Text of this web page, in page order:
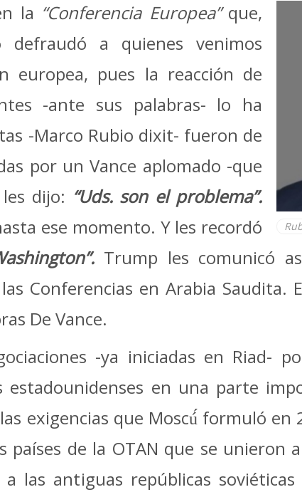
la “Conferencia Europea”que,
a quienes venimos
europea, pues la reacción de
-ante sus palabras- lo ha
-Marco Rubio dixit- fueron de
por un Vance aplomado -que
dijo: “Uds. son el problema”.
ese momento. Y les recordó
Trump les comunicó
Conferencias en Arabia Saudita.
De Vance.
-ya iniciadas en Riad-
en una parte
exigencias que Moscú́ formuló en
de la OTAN que se unieron
las antiguas repúblicas